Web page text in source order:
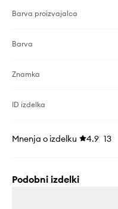
Barva proizvajalca
Barva
Znamka
ID izdelka
Mnenja o izdelku 4.9 13
Podobni izdelki